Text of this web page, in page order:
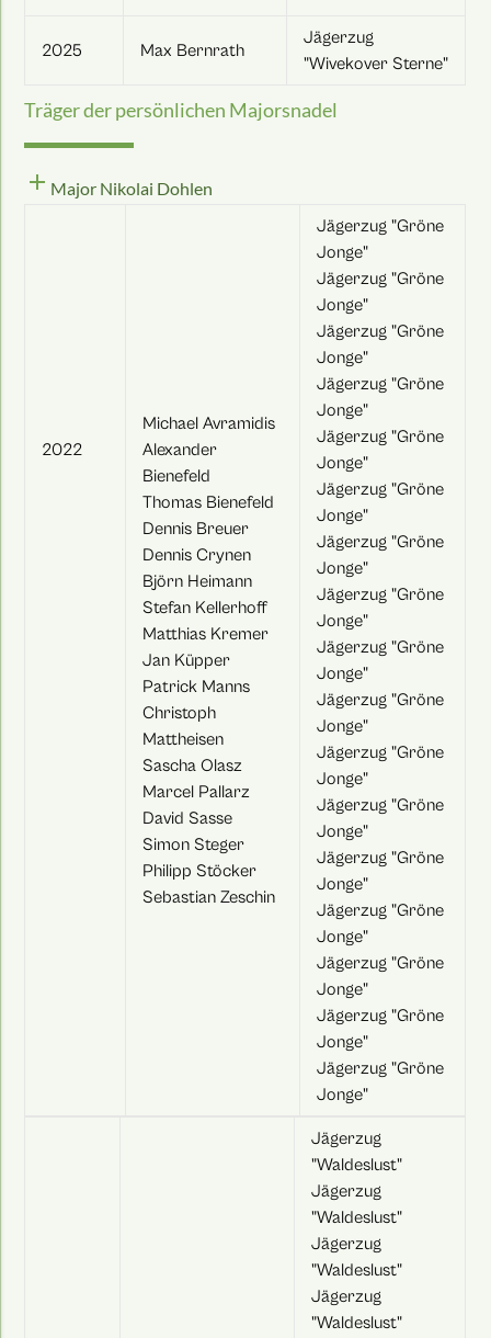
2025 Max Bernrath
Jägerzug
"Wivekover Sterne"
Träger der persönlichen Majorsnadel
add Major Nikolai Dohlen
2022
Michael Avramidis
Alexander
Bienefeld
Thomas Bienefeld
Dennis Breuer
Dennis Crynen
Björn Heimann
Stefan Kellerhoff
Matthias Kremer
Jan Küpper
Patrick Manns
Christoph
Mattheisen
Sascha Olasz
Marcel Pallarz
David Sasse
Simon Steger
Philipp Stöcker
Sebastian Zeschin
Jägerzug "Gröne
Jonge"
Jägerzug "Gröne
Jonge"
Jägerzug "Gröne
Jonge"
Jägerzug "Gröne
Jonge"
Jägerzug "Gröne
Jonge"
Jägerzug "Gröne
Jonge"
Jägerzug "Gröne
Jonge"
Jägerzug "Gröne
Jonge"
Jägerzug "Gröne
Jonge"
Jägerzug "Gröne
Jonge"
Jägerzug "Gröne
Jonge"
Jägerzug "Gröne
Jonge"
Jägerzug "Gröne
Jonge"
Jägerzug "Gröne
Jonge"
Jägerzug "Gröne
Jonge"
Jägerzug "Gröne
Jonge"
Jägerzug "Gröne
Jonge"
Jägerzug
"Waldeslust"
Jägerzug
"Waldeslust"
Jägerzug
"Waldeslust"
Jägerzug
"Waldeslust"